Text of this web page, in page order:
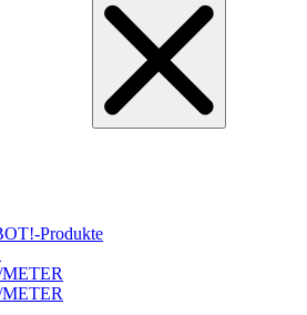
Produkte